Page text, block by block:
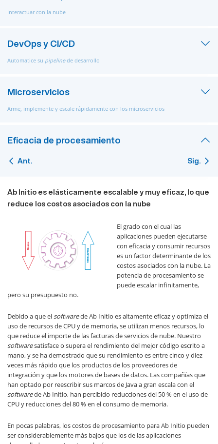
Interactuar con la nube
DevOps y CI/CD
Automatice su pipelinede desarrollo
Microservicios
Arme, implemente y escale rápidamente con los microservicios
Eficacia de procesamiento
Ant. Sig.
Ab Initio es elásticamente escalable y muy eficaz, lo que
reduce los costos asociados con la nube
El grado con el cual las
aplicaciones pueden ejecutarse
con eficacia y consumir recursos
es un factor determinante de los
costos asociados con la nube. La
potencia de procesamiento se
puede escalar infinitamente,
pero su presupuesto no.
Debido a que el softwarede Ab Initio es altamente eficaz y optimiza el
uso de recursos de CPU y de memoria, se utilizan menos recursos, lo
que reduce el importe de las facturas de servicios de nube. Nuestro
softwaresatisface o supera el rendimiento del mejor código escrito a
mano, y se ha demostrado que su rendimiento es entre cinco y diez
veces más rápido que los productos de los proveedores de
integración y que los motores de bases de datos. Las compañías que
han optado por reescribir sus marcos de Java a gran escala con el
softwarede Ab Initio, han percibido reducciones del 50 % en el uso de
CPU y reducciones del 80 % en el consumo de memoria.
En pocas palabras, los costos de procesamiento para Ab Initio pueden
ser considerablemente más bajos que los de las aplicaciones